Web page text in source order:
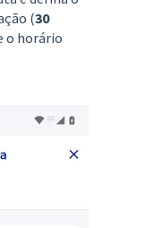
(30
o horário